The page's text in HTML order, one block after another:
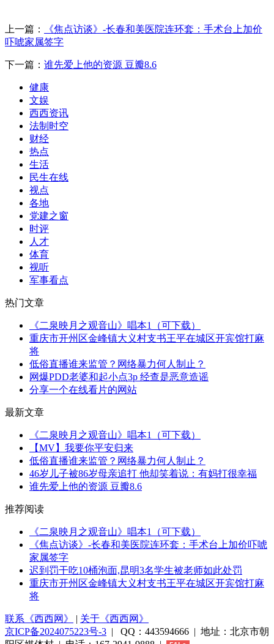
上一篇：
《焦点访谈》-长春和美医院连环套：手术台上加价
吓唬家属签字
下一篇： 谁先爱上他的资源 豆瓣8.6
健康
文娱
西西资讯
法制时空
财经
热点
生活
民生在线
视点
各地
党建之窗
时评
人才
体育
视听
军事看点
热门文章
《二泉映月之观音山》唱本1（可下载）
重庆市开州区金峰镇大义村支书王平在城区开宾馆打麻
将
低俗直播谁来监管？网络暴力何人制止？
网爆PDD老婆和起小点3p 经查是恶意造谣
分享一个在线看片的网站
最新文章
《二泉映月之观音山》唱本1（可下载）
【MV】我要你平安归来
低俗直播谁来监管？网络暴力何人制止？
46岁儿子被86岁母亲追打 他却笑着说：有妈打很幸福
谁先爱上他的资源 豆瓣8.6
推荐阅读
《二泉映月之观音山》唱本1（可下载）
《焦点访谈》-长春和美医院连环套：手术台上加价吓唬
家属签字
迟到罚干吃10桶泡面,昆明3名学生被老师如此处罚
重庆市开州区金峰镇大义村支书王平在城区开宾馆打麻
将
联系《西西网》 | 关于《西西网》
京ICP备2024075223号-3 | QQ：443594666 | 地址：北京市朝